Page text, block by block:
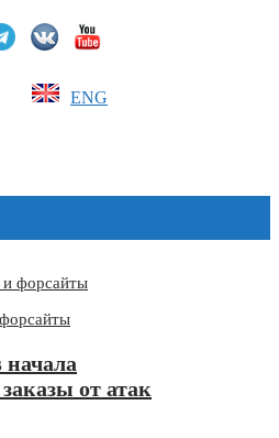
ENG
от атак